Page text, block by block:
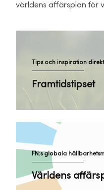
världens affärsplan för
Tips och inspiration
Framtidstipset
FN:s globala
Världens